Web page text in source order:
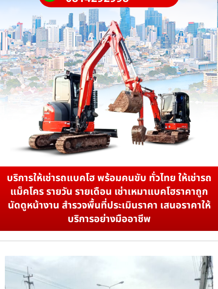
บริการให้เช่ารถแบคโฮ พร้อมคนขับ ทั่วไทย ให้เช่ารถ
แม็คโคร รายวัน รายเดือน เช่าเหมาแบคโฮราคาถูก
นัดดูหน้างาน สำรวจพื้นที่ประเมินราคา เสนอราคาให้
บริการอย่างมืออาชีพ